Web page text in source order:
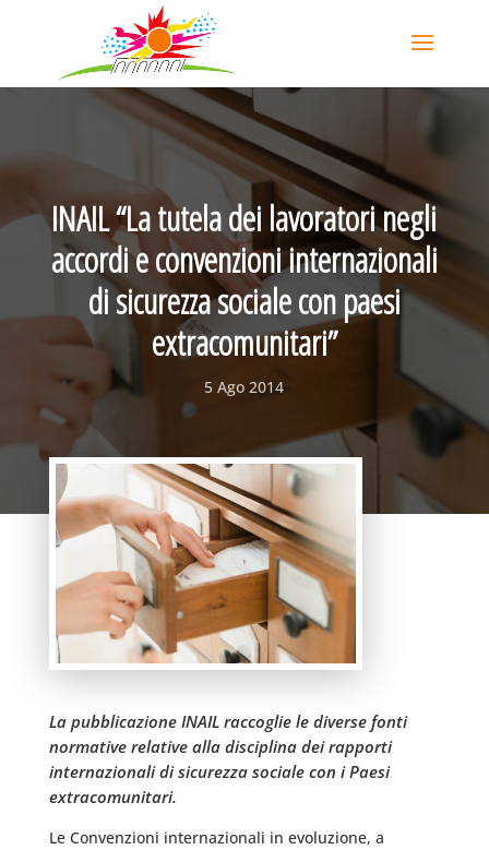
INAIL “La tutela dei lavoratori negli
accordi e convenzioni internazionali
di sicurezza sociale con paesi
extracomunitari”
5 Ago 2014
La pubblicazione INAIL raccoglie le diverse fonti
normative relative alla disciplina dei rapporti
internazionali di sicurezza sociale con i Paesi
extracomunitari.
Le Convenzioni internazionali in evoluzione, a